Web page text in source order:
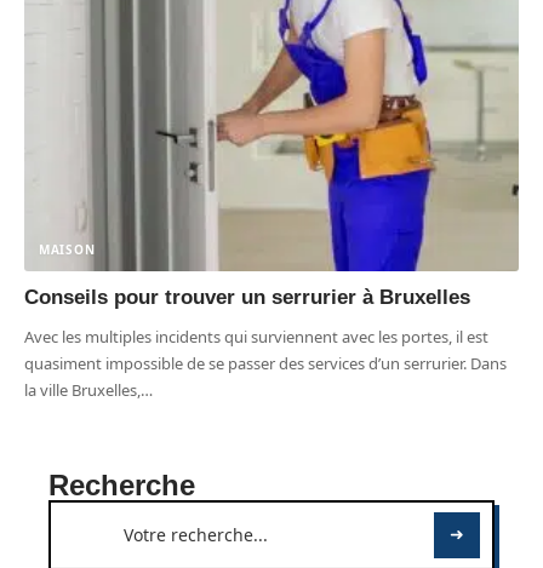
MAISON
Conseils pour trouver un serrurier à Bruxelles
Avec les multiples incidents qui surviennent avec les portes, il est
quasiment impossible de se passer des services d’un serrurier. Dans
la ville Bruxelles,…
Recherche